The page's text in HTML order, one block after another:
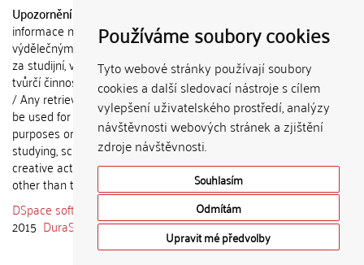
Používáme soubory cookies
Tyto webové stránky používají soubory
cookies a další sledovací nástroje s cílem
vylepšení uživatelského prostředí, analýzy
návštěvnosti webových stránek a zjištění
zdroje návštěvnosti.
Souhlasím
Odmítám
Upravit mé předvolby
Upozornění / Notice:
informace nemohou být použity k
výdělečným účelům nebo vydávány
za studijní, vědeckou nebo jinou
tvůrčí činnost jiné osoby než autora.
/ Any retrieved information shall not
be used for any commercial
purposes or claimed as results of
studying, scientific or any other
creative activities of any person
other than the author.
DSpace software
copyright © 2002-
2015 DuraSpace